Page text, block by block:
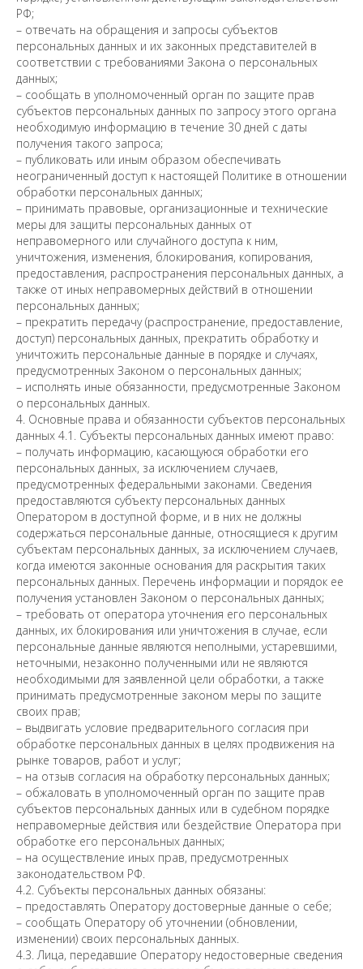
РФ;
– отвечать на обращения и запросы субъектов
персональных данных и их законных представителей в
соответствии с требованиями Закона о персональных
данных;
– сообщать в уполномоченный орган по защите прав
субъектов персональных данных по запросу этого органа
необходимую информацию в течение 30 дней с даты
получения такого запроса;
– публиковать или иным образом обеспечивать
неограниченный доступ к настоящей Политике в отношении
обработки персональных данных;
– принимать правовые, организационные и технические
меры для защиты персональных данных от
неправомерного или случайного доступа к ним,
уничтожения, изменения, блокирования, копирования,
предоставления, распространения персональных данных, а
также от иных неправомерных действий в отношении
персональных данных;
– прекратить передачу (распространение, предоставление,
доступ) персональных данных, прекратить обработку и
уничтожить персональные данные в порядке и случаях,
предусмотренных Законом о персональных данных;
– исполнять иные обязанности, предусмотренные Законом
о персональных данных.
4. Основные права и обязанности субъектов персональных
данных 4.1. Субъекты персональных данных имеют право:
– получать информацию, касающуюся обработки его
персональных данных, за исключением случаев,
предусмотренных федеральными законами. Сведения
предоставляются субъекту персональных данных
Оператором в доступной форме, и в них не должны
содержаться персональные данные, относящиеся к другим
субъектам персональных данных, за исключением случаев,
когда имеются законные основания для раскрытия таких
персональных данных. Перечень информации и порядок ее
получения установлен Законом о персональных данных;
– требовать от оператора уточнения его персональных
данных, их блокирования или уничтожения в случае, если
персональные данные являются неполными, устаревшими,
неточными, незаконно полученными или не являются
необходимыми для заявленной цели обработки, а также
принимать предусмотренные законом меры по защите
своих прав;
– выдвигать условие предварительного согласия при
обработке персональных данных в целях продвижения на
рынке товаров, работ и услуг;
– на отзыв согласия на обработку персональных данных;
– обжаловать в уполномоченный орган по защите прав
субъектов персональных данных или в судебном порядке
неправомерные действия или бездействие Оператора при
обработке его персональных данных;
– на осуществление иных прав, предусмотренных
законодательством РФ.
4.2. Субъекты персональных данных обязаны:
– предоставлять Оператору достоверные данные о себе;
– сообщать Оператору об уточнении (обновлении,
изменении) своих персональных данных.
4.3. Лица, передавшие Оператору недостоверные сведения